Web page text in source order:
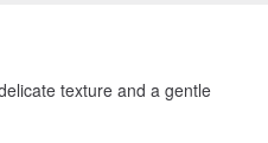
texture and a gentle